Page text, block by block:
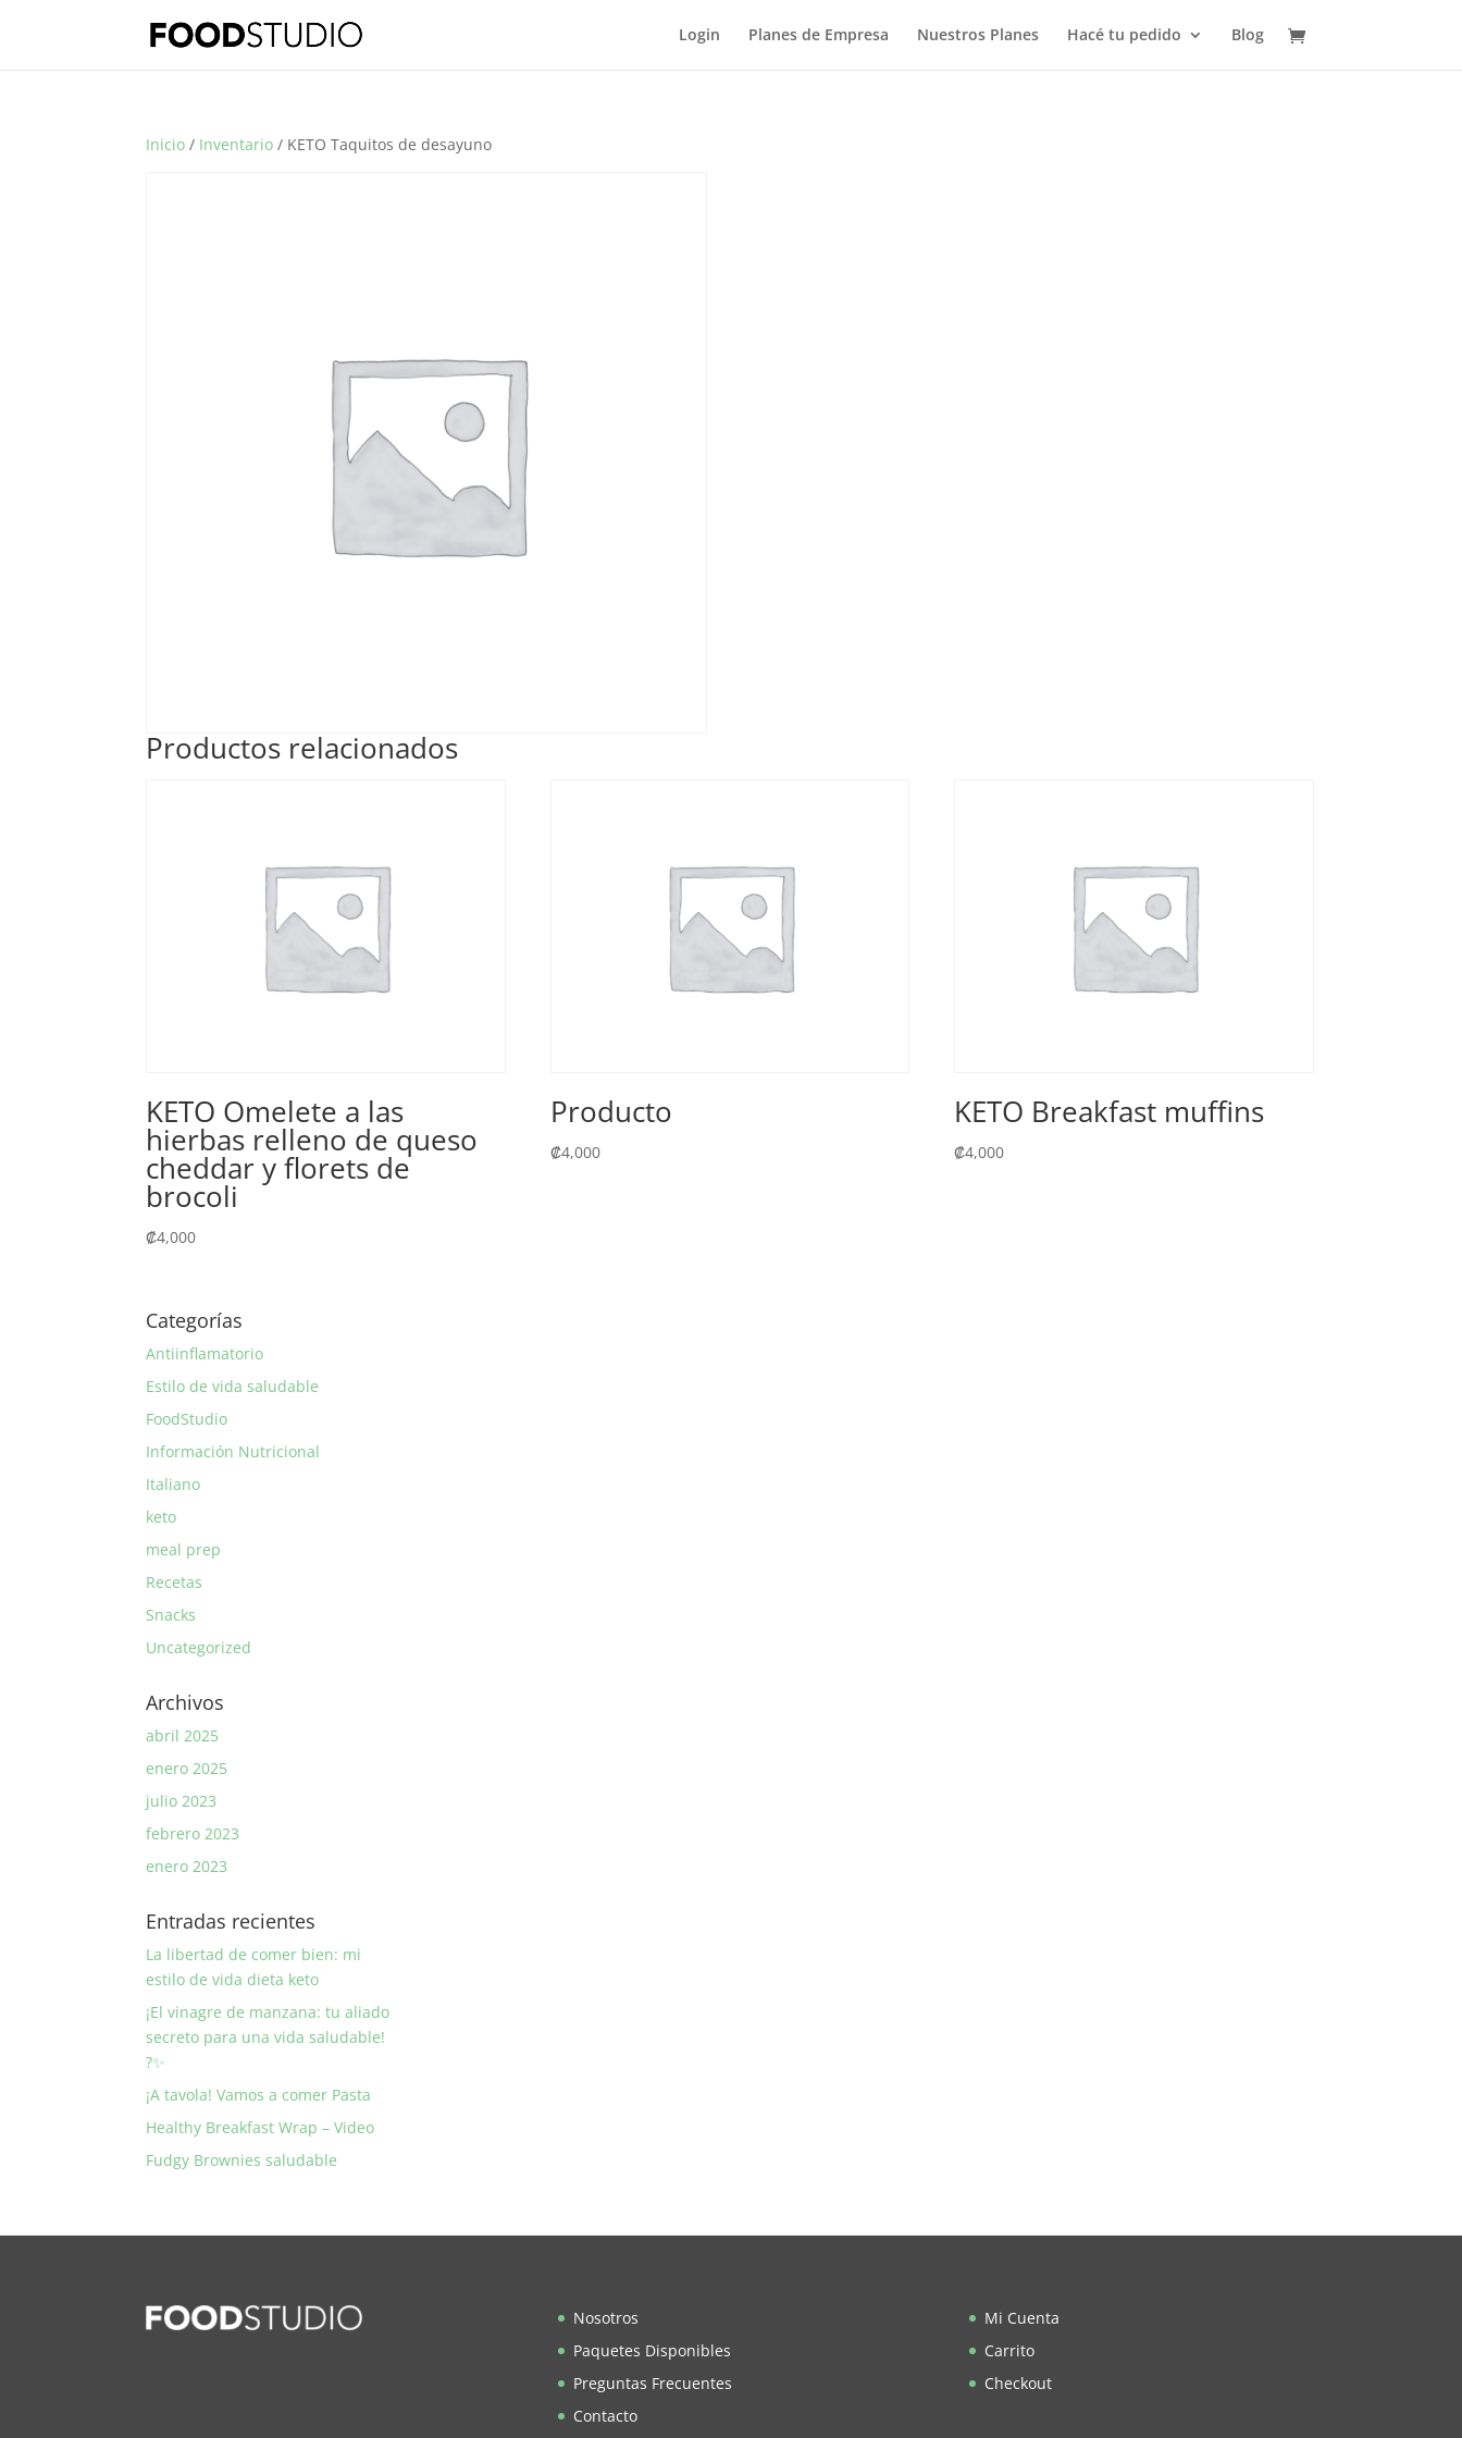
Login Planes de Empresa Nuestros Planes Hacé tu pedido Blog
Inicio / Inventario / KETO Taquitos de desayuno
Productos relacionados
KETO Omelete a las
hierbas relleno de queso
cheddar y florets de
brocoli
₡4,000
Producto
₡4,000
KETO Breakfast muffins
₡4,000
Categorías
Antiinflamatorio
Estilo de vida saludable
FoodStudio
Información Nutricional
Italiano
keto
meal prep
Recetas
Snacks
Uncategorized
Archivos
abril 2025
enero 2025
julio 2023
febrero 2023
enero 2023
Entradas recientes
La libertad de comer bien: mi
estilo de vida dieta keto
¡El vinagre de manzana: tu aliado
secreto para una vida saludable!
?✨
¡A tavola! Vamos a comer Pasta
Healthy Breakfast Wrap – Video
Fudgy Brownies saludable
Nosotros
Paquetes Disponibles
Preguntas Frecuentes
Contacto
Mi Cuenta
Carrito
Checkout